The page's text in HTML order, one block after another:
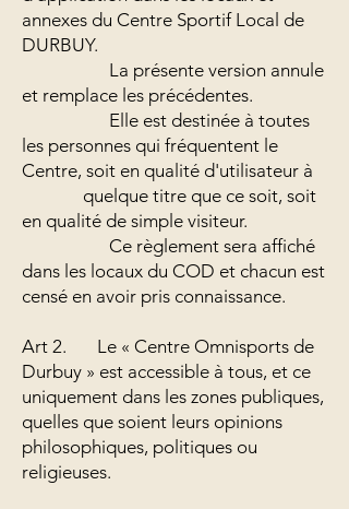
annexes du Centre Sportif Local de
DURBUY.
La présente version annule
et remplace les précédentes.
Elle est destinée à toutes
les personnes qui fréquentent le
Centre, soit en qualité d'utilisateur à
quelque titre que ce soit, soit
en qualité de simple visiteur.
Ce règlement sera affiché
dans les locaux du COD et chacun est
censé en avoir pris connaissance.
Art 2. Le « Centre Omnisports de
Durbuy » est accessible à tous, et ce
uniquement dans les zones publiques,
quelles que soient leurs opinions
philosophiques, politiques ou
religieuses.